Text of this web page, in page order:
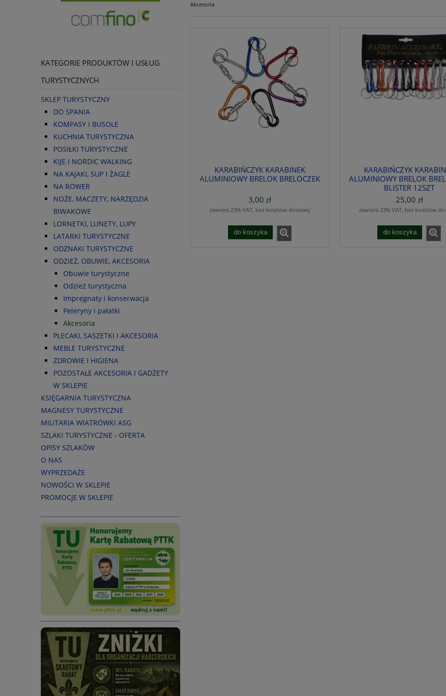
KATEGORIE PRODUKTÓW I USŁUG
TURYSTYCZNYCH
SKLEP TURYSTYCZNY
DO SPANIA
KOMPASY I BUSOLE
KUCHNIA TURYSTYCZNA
POSIŁKI TURYSTYCZNE
KIJE I NORDIC WALKING
NA KAJAKI, SUP I ŻAGLE
NA ROWER
NOŻE, MACZETY, NARZĘDZIA
BIWAKOWE
LORNETKI, LUNETY, LUPY
LATARKI TURYSTYCZNE
ODZNAKI TURYSTYCZNE
ODZIEŻ, OBUWIE, AKCESORIA
Obuwie turystyczne
Odzież turystyczna
Impregnaty i konserwacja
Peleryny i pałatki
Akcesoria
PLECAKI, SASZETKI I AKCESORIA
MEBLE TURYSTYCZNE
ZDROWIE I HIGIENA
POZOSTAŁE AKCESORIA I GADŻETY
W SKLEPIE
KSIĘGARNIA TURYSTYCZNA
MAGNESY TURYSTYCZNE
MILITARIA WIATRÓWKI ASG
SZLAKI TURYSTYCZNE - OFERTA
OPISY SZLAKÓW
O NAS
WYPRZEDAŻE
NOWOŚCI W SKLEPIE
PROMOCJE W SKLEPIE
Akcesoria
KARABIŃCZYK KARABINEK
ALUMINIOWY BRELOK BRELOCZEK
3,00 zł
zawiera 23% VAT, bez kosztów dostawy
do koszyka
KARABIŃCZYK
ALUMINIOWY BRELOK
BLISTER 12SZT
25,00 zł
zawiera 23% VAT, bez kosztów
do koszyka